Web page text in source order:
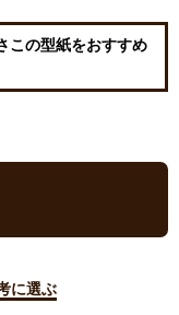
この型紙をおすすめ
に選ぶ